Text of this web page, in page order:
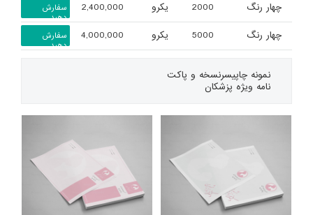
چهار رنگ 2000 یکرو 2,400,000
سفارش
دهید
چهار رنگ 5000 یکرو 4,000,000
سفارش
دهید
نمونه چاپیسرنسخه و پاکت
نامه ویژه پزشکان